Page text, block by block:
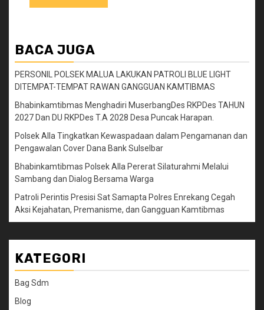
BACA JUGA
PERSONIL POLSEK MALUA LAKUKAN PATROLI BLUE LIGHT
DITEMPAT-TEMPAT RAWAN GANGGUAN KAMTIBMAS
Bhabinkamtibmas Menghadiri MuserbangDes RKPDes TAHUN
2027 Dan DU RKPDes T.A 2028 Desa Puncak Harapan.
Polsek Alla Tingkatkan Kewaspadaan dalam Pengamanan dan
Pengawalan Cover Dana Bank Sulselbar
Bhabinkamtibmas Polsek Alla Pererat Silaturahmi Melalui
Sambang dan Dialog Bersama Warga
Patroli Perintis Presisi Sat Samapta Polres Enrekang Cegah
Aksi Kejahatan, Premanisme, dan Gangguan Kamtibmas
KATEGORI
Bag Sdm
Blog